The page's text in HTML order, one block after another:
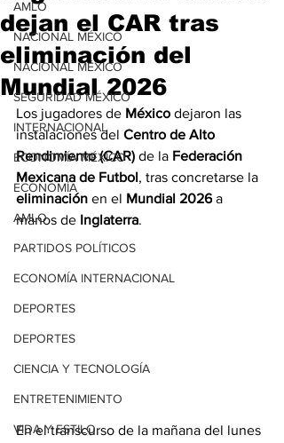
AMLO
NACIONAL MÉXICO
NACIONAL MÉXICO
SEGURIDAD MÉXICO
INTERNACIONAL
ECONOMÍA MÉXICO
ECONOMÍA
AMLO
PARTIDOS POLÍTICOS
ECONOMÍA INTERNACIONAL
DEPORTES
DEPORTES
CIENCIA Y TECNOLOGÍA
ENTRETENIMIENTO
VIDA Y ESTILO
dejan el CAR tras
eliminación del
Mundial 2026
Los jugadores de México dejaron las
instalaciones del Centro de Alto
Rendimiento (CAR) de la Federación
Mexicana de Futbol, tras concretarse la
eliminación en el Mundial 2026 a
manos de Inglaterra.
En el transcurso de la mañana del lunes